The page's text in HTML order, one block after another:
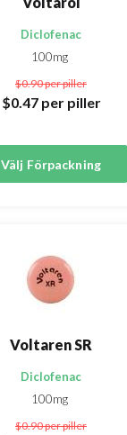
Diclofenac
100mg
$0.90per piller
$0.47 per piller
Välj Förpackning
Voltaren SR
Diclofenac
100mg
$0.90per piller